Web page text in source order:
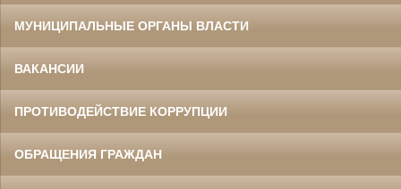
МУНИЦИПАЛЬНЫЕ ОРГАНЫ ВЛАСТИ
ВАКАНСИИ
ПРОТИВОДЕЙСТВИЕ КОРРУПЦИИ
ОБРАЩЕНИЯ ГРАЖДАН